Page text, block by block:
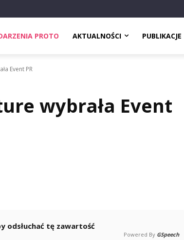
PROTO AKTUALNOŚCI PUBLIKACJE
Event PR
wybrała Event
odsłuchać tę zawartość
Powered By GSpeech